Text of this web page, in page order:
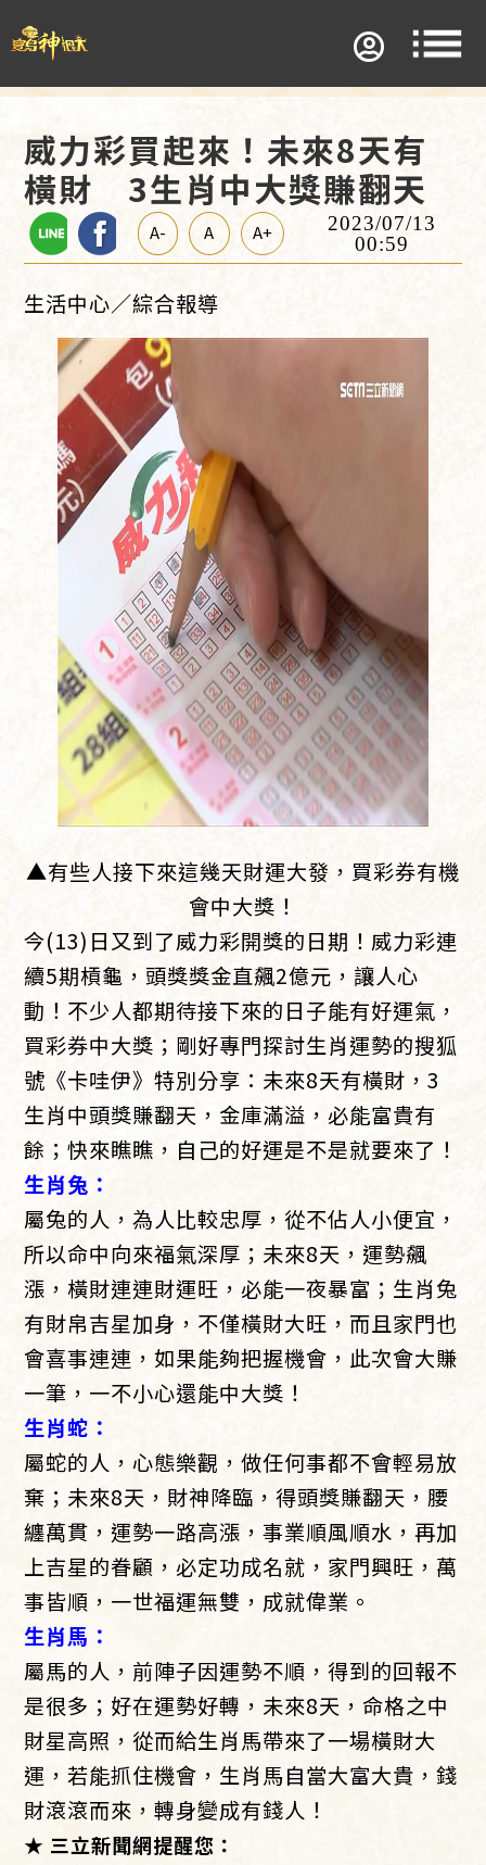
威力彩買起來！未來8天有
橫財 3生肖中大獎賺翻天
A- A A+
2023/07/13
00:59
生活中心／綜合報導
▲有些人接下來這幾天財運大發，買彩券有機
會中大獎！
今(13)日又到了威力彩開獎的日期！威力彩連
續5期槓龜，頭獎獎金直飆2億元，讓人心
動！不少人都期待接下來的日子能有好運氣，
買彩券中大獎；剛好專門探討生肖運勢的搜狐
號《卡哇伊》特別分享：未來8天有橫財，3
生肖中頭獎賺翻天，金庫滿溢，必能富貴有
餘；快來瞧瞧，自己的好運是不是就要來了！
生肖兔：
屬兔的人，為人比較忠厚，從不佔人小便宜，
所以命中向來福氣深厚；未來8天，運勢飆
漲，橫財連連財運旺，必能一夜暴富；生肖兔
有財帛吉星加身，不僅橫財大旺，而且家門也
會喜事連連，如果能夠把握機會，此次會大賺
一筆，一不小心還能中大獎！
生肖蛇：
屬蛇的人，心態樂觀，做任何事都不會輕易放
棄；未來8天，財神降臨，得頭獎賺翻天，腰
纏萬貫，運勢一路高漲，事業順風順水，再加
上吉星的眷顧，必定功成名就，家門興旺，萬
事皆順，一世福運無雙，成就偉業。
生肖馬：
屬馬的人，前陣子因運勢不順，得到的回報不
是很多；好在運勢好轉，未來8天，命格之中
財星高照，從而給生肖馬帶來了一場橫財大
運，若能抓住機會，生肖馬自當大富大貴，錢
財滾滾而來，轉身變成有錢人！
★ 三立新聞網提醒您：